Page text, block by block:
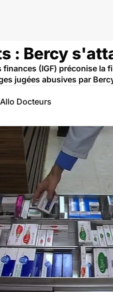
: Bercy
(IGF) préconise
jugées abusives par
Docteurs